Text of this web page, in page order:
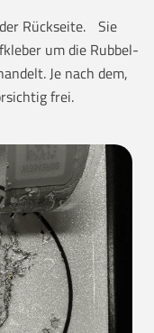
Rückseite. Sie
um die Rubbel-
Je nach dem,
frei.